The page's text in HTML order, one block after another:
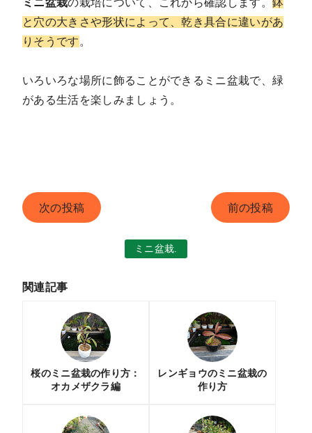
と穴の大きさや形状によって、乾き具合に違いがあ
りそうです 。
いろいろな場所に飾ることができるミニ盆栽で、緑
がある生活を楽しみましょう。
次の投稿 前の投稿
ミニ盆栽.
関連記事
桜のミニ盆栽の作り方：
オカメザクラ編
レンギョウのミニ盆栽の
作り方